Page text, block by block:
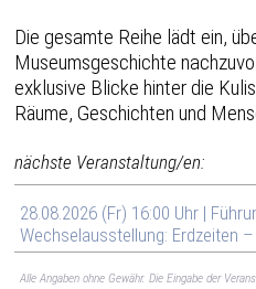
Die gesamte Reihe lädt ein,
Museumsgeschichte
exklusive Blicke hinter die
Räume, Geschichten und
nächste Veranstaltung/en:
28.08.2026 (Fr) 16:00 Uhr |
Wechselausstellung: Erdzeiten
Alle Angaben ohne Gewähr. Die Eingabe der